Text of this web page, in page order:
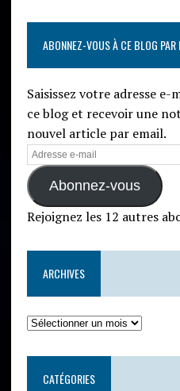
ABONNEZ-VOUS À CE BLOG PAR
Saisissez votre adresse
ce blog et recevoir une
nouvel article par email.
Abonnez-vous
Rejoignez les 12 autres
ARCHIVES
CATÉGORIES